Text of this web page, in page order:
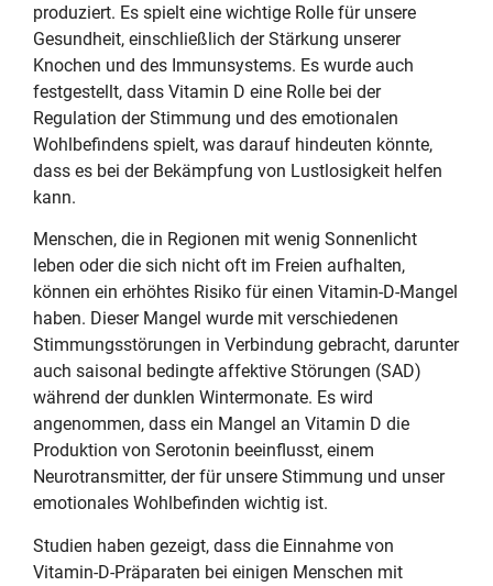
produziert. Es spielt eine wichtige Rolle für unsere
Gesundheit, einschließlich der Stärkung unserer
Knochen und des Immunsystems. Es wurde auch
festgestellt, dass Vitamin D eine Rolle bei der
Regulation der Stimmung und des emotionalen
Wohlbefindens spielt, was darauf hindeuten könnte,
dass es bei der Bekämpfung von Lustlosigkeit helfen
kann.
Menschen, die in Regionen mit wenig Sonnenlicht
leben oder die sich nicht oft im Freien aufhalten,
können ein erhöhtes Risiko für einen Vitamin-D-Mangel
haben. Dieser Mangel wurde mit verschiedenen
Stimmungsstörungen in Verbindung gebracht, darunter
auch saisonal bedingte affektive Störungen (SAD)
während der dunklen Wintermonate. Es wird
angenommen, dass ein Mangel an Vitamin D die
Produktion von Serotonin beeinflusst, einem
Neurotransmitter, der für unsere Stimmung und unser
emotionales Wohlbefinden wichtig ist.
Studien haben gezeigt, dass die Einnahme von
Vitamin-D-Präparaten bei einigen Menschen mit